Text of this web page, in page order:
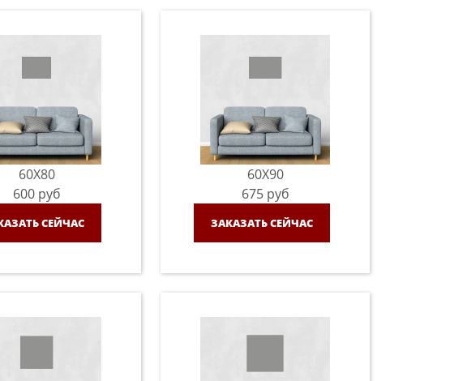
60X80
600 руб
СЕЙЧАС
60X90
675 руб
ЗАКАЗАТЬ СЕЙЧАС